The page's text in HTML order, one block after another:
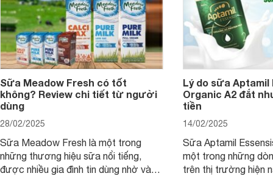
Sữa Meadow Fresh có tốt
không? Review chi tiết từ người
dùng
28/02/2025
Sữa Meadow Fresh là một trong
những thương hiệu sữa nổi tiếng,
được nhiều gia đình tin dùng nhờ vào
Lý do sữa Aptamil
Organic A2 đắt
tiền
14/02/2025
Sữa Aptamil
một trong những
trên thị trường hiện